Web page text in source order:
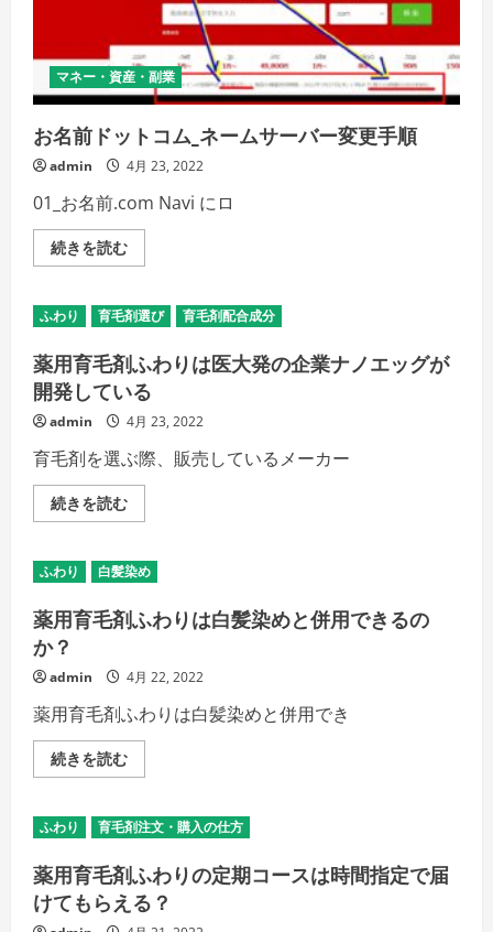
だ
さ
い
は
ど
れ
く
ら
い？
の
詳
細
ご
く
だ
さ
マネー・資産・副業
お名前ドットコム_ネームサーバー変更手順
admin 4月 23, 2022
01_お名前.com Navi にロ
続きを読むお
名
ッ
ト
ム
_
ネ
ー
ム
サ
ー
バ
変
更
手
詳
細
ご
覧
さ
ふわり 育毛剤選び 育毛剤配合成分
薬用育毛剤ふわりは医大発の企業ナノエッグが
開発している
admin 4月 23, 2022
育毛剤を選ぶ際、販売しているメーカー
続きを読む薬
用
剤
ふ
り
は
発
の
業
ノ
エ
ッ
開
発
て
い
る
の
ふわり 白髪染め
薬用育毛剤ふわりは白髪染めと併用できるの
か？
admin 4月 22, 2022
薬用育毛剤ふわりは白髪染めと併用でき
続きを読む薬
用
剤
ふ
り
は
白
髪
染
ふわり 育毛剤注文・購入の仕方
薬用育毛剤ふわりの定期コースは時間指定で届
けてもらえる？